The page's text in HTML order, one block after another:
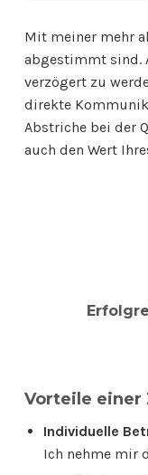
Mit meiner mehr
abgestimmt sind.
verzögert zu
direkte
Abstriche bei der
auch den Wert
Vorteile einer
Individuelle
Ich nehme mir